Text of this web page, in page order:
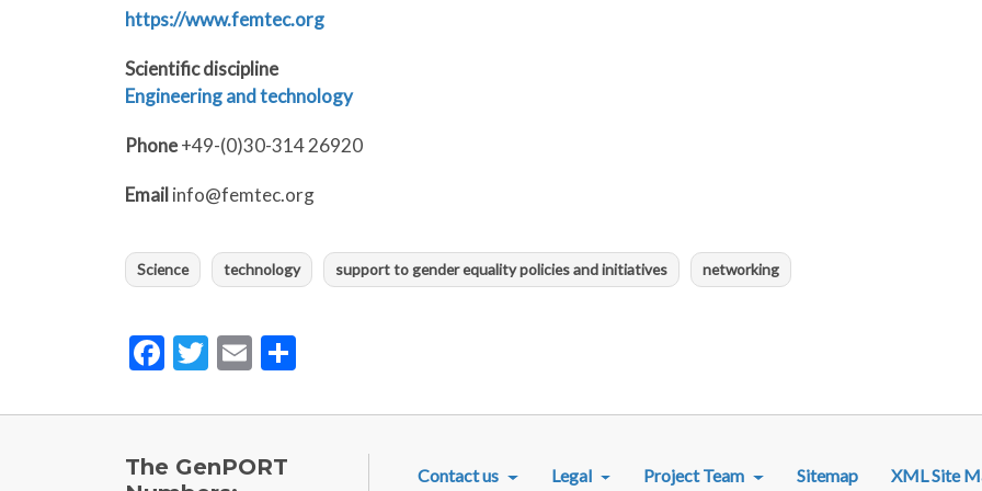
https://www.femtec.org
Scientific discipline
Engineering and technology
Phone+49-(0)30-314 26920
Email info@femtec.org
Science technology support to gender equality policies and initiatives networking
Facebook
Twitter
Email
The GenPORT
Contact us Legal Project Team Sitemap XML Site